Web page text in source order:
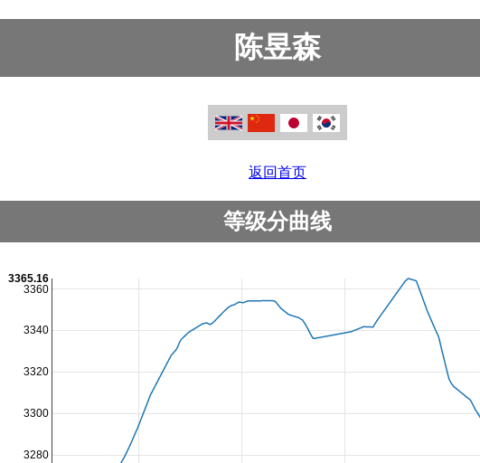
陈昱森
返回首页
等级分曲线
3280
3300
3320
3340
3360
3365.16